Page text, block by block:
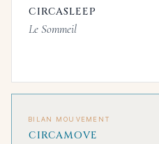
CIRCASLEEP
Le Sommeil
BILAN MOUVEMENT
CIRCAMOVE